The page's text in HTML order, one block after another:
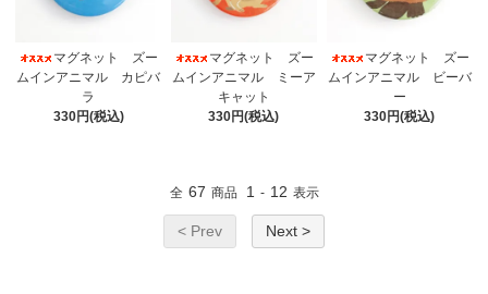
マグネット ズー
ムインアニマル カピバ
ラ
330円(税込)
マグネット ズー
ムインアニマル ミーア
キャット
330円(税込)
マグネット ズー
ムインアニマル ビーバ
ー
330円(税込)
全 67 商品 1 - 12 表示
< Prev Next >